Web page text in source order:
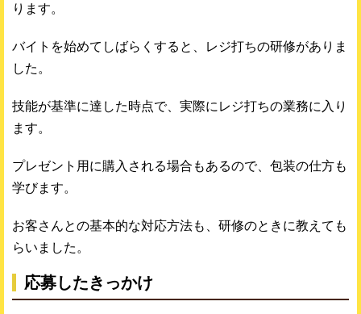
ります。
バイトを始めてしばらくすると、レジ打ちの研修がありま
した。
技能が基準に達した時点で、実際にレジ打ちの業務に入り
ます。
プレゼント用に購入される場合もあるので、包装の仕方も
学びます。
お客さんとの基本的な対応方法も、研修のときに教えても
らいました。
応募したきっかけ